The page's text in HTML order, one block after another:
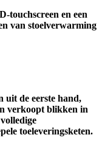
touchscreen en een
van stoelverwarming
uit de eerste hand,
verkoopt blikken in
toeleveringsketen.